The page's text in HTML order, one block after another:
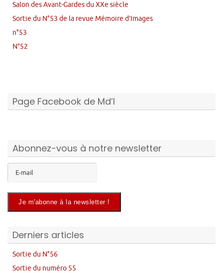
Salon des Avant-Gardes du XXe siècle
Sortie du N°53 de la revue Mémoire d’Images
n°53
N°52
Page Facebook de Md’I
Abonnez-vous à notre newsletter
Derniers articles
Sortie du N°56
Sortie du numéro 55